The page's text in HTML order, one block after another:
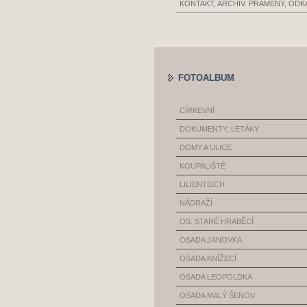
KONTAKT, ARCHIV. PRAMENY,
FOTOALBUM
CÍRKEVNÍ
DOKUMENTY, LETÁKY
DOMY A ULICE
KOUPALIŠTĚ
LILIENTEICH
NÁDRAŽÍ
OS. STARÉ HRABĚCÍ
OSADA JANOVKA
OSADA KNÍŽECÍ
OSADA LEOPOLDKA
OSADA MALÝ ŠENOV